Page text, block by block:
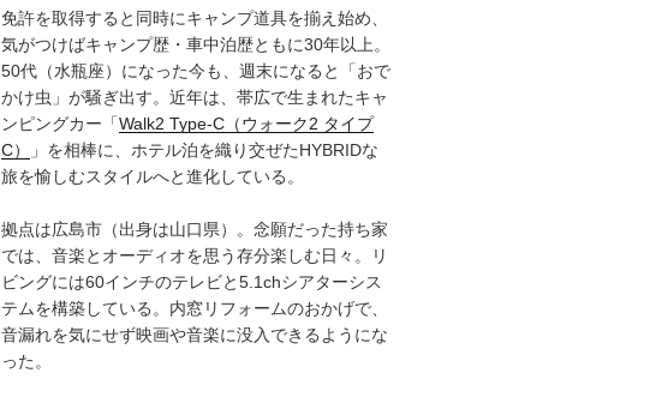
免許を取得すると同時にキャンプ道具を揃え始め、
気がつけばキャンプ歴・車中泊歴ともに30年以上。
50代（水瓶座）になった今も、週末になると「おで
かけ虫」が騒ぎ出す。近年は、帯広で生まれたキャ
ンピングカー「Walk2 Type‑C（ウォーク2 タイプ
C）
」を相棒に、ホテル泊を織り交ぜたHYBRIDな
旅を愉しむスタイルへと進化している。
拠点は広島市（出身は山口県）。念願だった持ち家
では、音楽とオーディオを思う存分楽しむ日々。リ
ビングには60インチのテレビと5.1chシアターシス
テムを構築している。内窓リフォームのおかげで、
音漏れを気にせず映画や音楽に没入できるようにな
った。